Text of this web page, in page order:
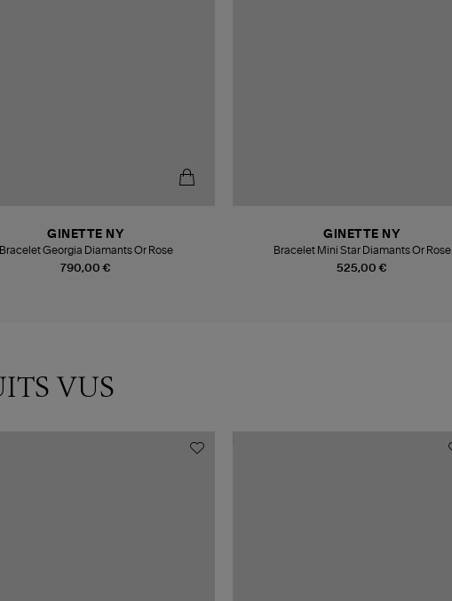
790,00 €
GINETTE NY
Bracelet Georgia Diamants Or Rose
525,00 €
GINETTE NY
Bracelet Mini Star Diamants Or Rose
VUS